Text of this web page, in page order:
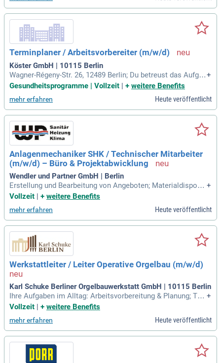
Terminplaner / Arbeitsvorbereiter (m/w/d)
Köster GmbH | 10115 Berlin
Wagner-Régeny-Str. 26, 12489 Berlin; Du betreust das Aufgab
engebiet der Arbeitsvorbereitung von der Angebotsphase bi
s zur Abnahme; Du planst den Projektablauf und erarbeitest
eine detaillierte Zeitplanung für die Erstellung unserer anspr
uchsvollen Bauvorhaben
+
Gesundheitsprogramme | Vollzeit | + weitere Benefits
mehr erfahren Heute veröffentlicht
Anlagenmechaniker SHK / Technischer Mitarbeiter
(m/w/d) – Büro & Projektabwicklung
Wendler und Partner GmbH | Berlin
Erstellung und Bearbeitung von Angeboten; Materialdisposit
ion und Bestellwesen; Unterstützung bei der Arbeitsvorberei
mit Kunden, Lieferanten und Monteuren; Unterstützung bei A
brechnung und Nachtragsmanagement
+
Vollzeit | + weitere Benefits
mehr erfahren Heute veröffentlicht
Werkstattleiter / Leiter Operative Orgelbau (m/w/d)
Karl Schuke Berliner Orgelbauwerkstatt GmbH | 10115 Berlin
Ihre Aufgaben im Alltag: Arbeitsvorbereitung & Planung; Tec
hnische Durchdringung von Projekten vor Produktionsstart;
efinition realistischer Zeitbudgets; Sicherstellung vollständi
ger Arbeitsgrundlagen
+
Vollzeit
+ weitere Benefits
mehr erfahren Heute veröffentlicht